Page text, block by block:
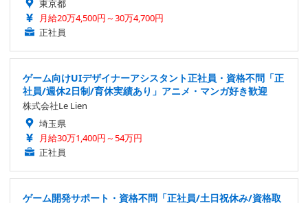
東京都
月給20万4,500円～30万4,700円
正社員
ゲーム向けUIデザイナーアシスタント正社員・資格不問「正
社員/週休2日制/育休実績あり」アニメ・マンガ好き歓迎
株式会社Le Lien
埼玉県
月給30万1,400円～54万円
正社員
ゲーム開発サポート・資格不問「正社員/土日祝休み/資格取